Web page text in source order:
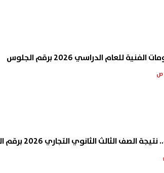
للعام الدراسي 2026 برقم الجلوس
الثالث الثانوي التجاري 2026 برقم الجلوس